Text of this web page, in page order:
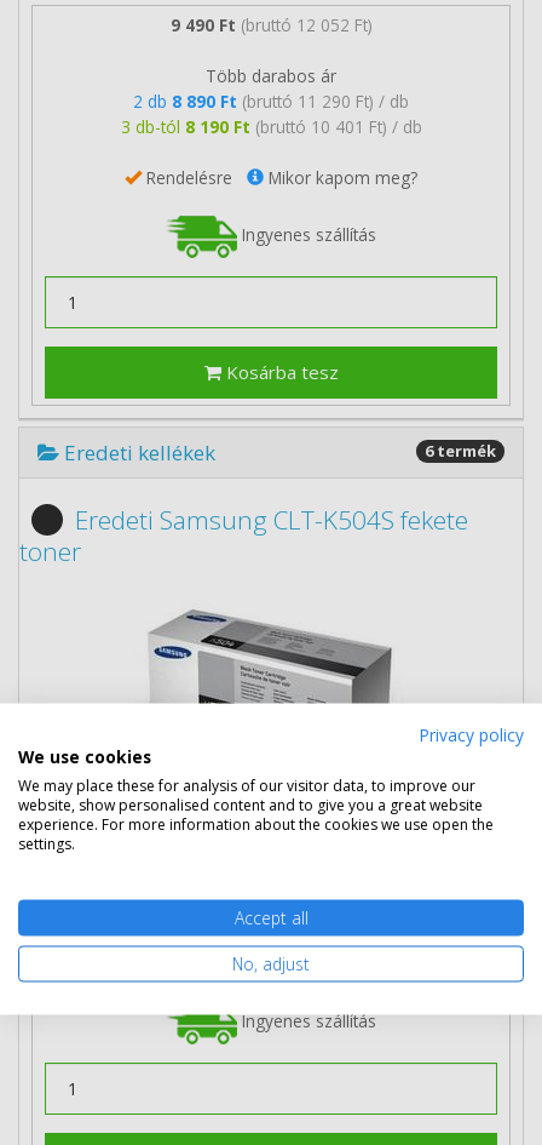
9 490 Ft (bruttó 12 052 Ft)
Több darabos ár
2 db 8 890 Ft (bruttó 11 290 Ft) / db
3 db-tól 8 190 Ft (bruttó 10 401 Ft) / db
Rendelésre Mikor kapom meg?
Ingyenes szállítás
Kosárba tesz
Eredeti kellékek 6 termék
Eredeti Samsung CLT-K504S fekete
toner
31 890 Ft (bruttó 40 500 Ft)
30 790 Ft (bruttó 39 103 Ft) / db
2-5 munkanap Mikor kapom meg?
Ingyenes szállítás
Privacy policy
We use cookies
We may place these for analysis of our visitor data, to improve our
website, show personalised content and to give you a great website
experience. For more information about the cookies we use open the
settings.
Accept all
No, adjust